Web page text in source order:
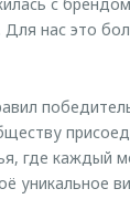
Для нас это
где каждый
уникальное